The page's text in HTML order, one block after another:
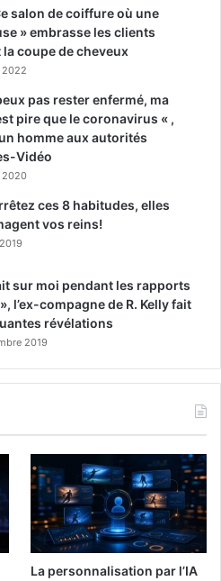
salon de coiffure où une
» embrasse les clients
la coupe de cheveux
pas rester enfermé, ma
pire que le coronavirus « ,
homme aux autorités
Vidéo
2020
ces 8 habitudes, elles
vos reins!
sur moi pendant les rapports
l’ex-compagne de R. Kelly fait
révélations
2019
La personnalisation par l’IA